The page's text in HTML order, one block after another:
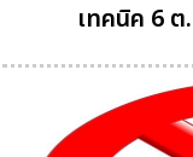
เทคนิค 6